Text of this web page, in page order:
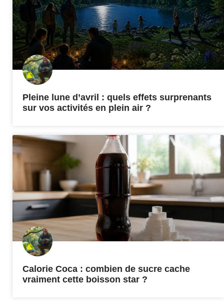
Pleine lune d’avril : quels effets surprenants
sur vos activités en plein air ?
Calorie Coca : combien de sucre cache
vraiment cette boisson star ?